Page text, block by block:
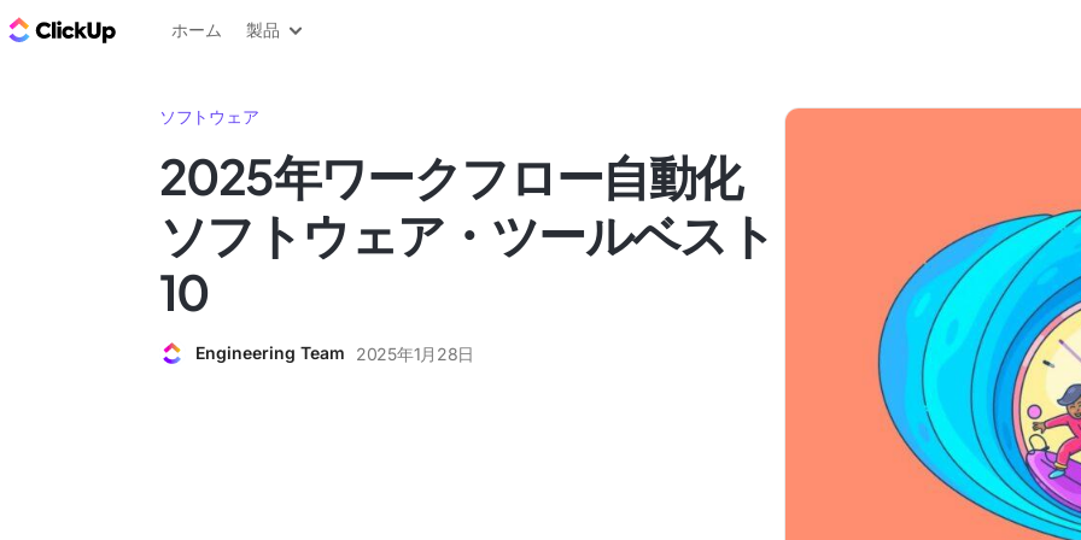
ClickUp ブログ
ホーム 製品
ソフトウェア
2025年ワークフロー自動化
ソフトウェア・ツールベスト
10
Engineering Team 2025年1月28日